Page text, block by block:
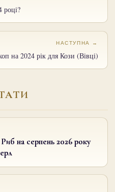
році?
НАСТУПНА →
на 2024 рік для Кози (Вівці)
на серпень 2026 року